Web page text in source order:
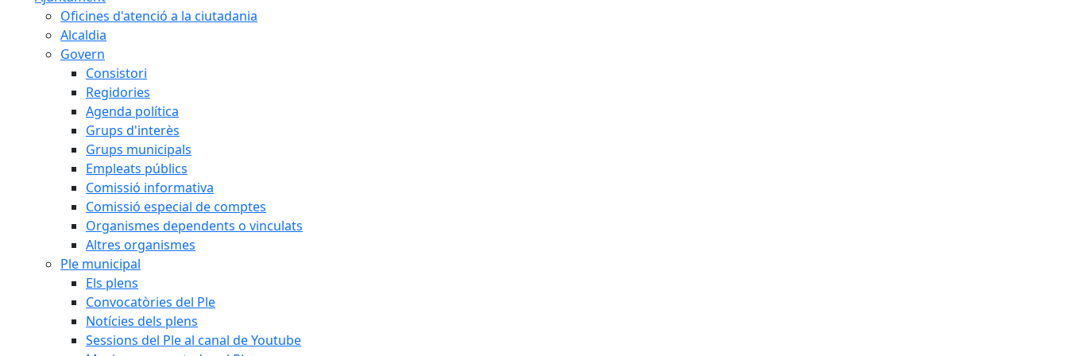
Oficines d'atenció a la ciutadania
Alcaldia
Govern
Consistori
Regidories
Agenda política
Grups d'interès
Grups municipals
Empleats públics
Comissió informativa
Comissió especial de comptes
Organismes dependents o vinculats
Altres organismes
Ple municipal
Els plens
Convocatòries del Ple
Notícies dels plens
Sessions del Ple al canal de Youtube